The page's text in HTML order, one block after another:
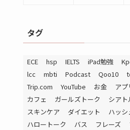
タグ
ECE hsp IELTS iPad勉強
lcc
mbti Podcast Qoo10
Trip.com
YouTube お金 アプ
カフェ
ガールズトーク
シアト
スキンケア
ダイエット
ハッ
ハロートーク
バス フレーズ